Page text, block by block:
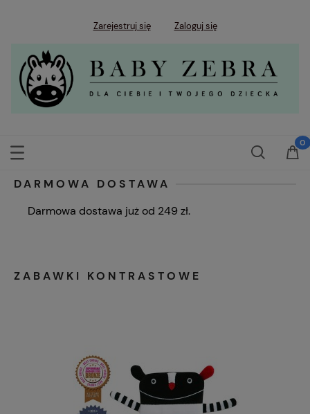
Zarejestruj się Zaloguj się
DARMOWA DOSTAWA
Darmowa dostawa już od 249 zł.
ZABAWKI KONTRASTOWE